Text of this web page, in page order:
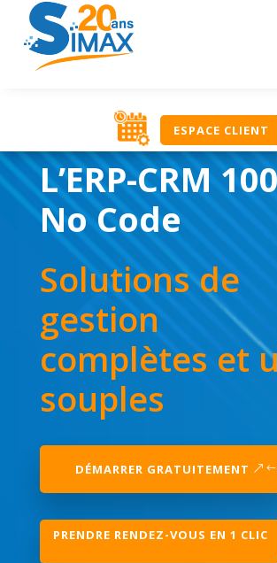
ESPACE CLIENT
L’ERP-CRM
No Code
Solutions de
gestion
complètes et
souples
DÉMARRER GRATUITEMENT
PRENDRE RENDEZ-VOUS EN 1 CLIC